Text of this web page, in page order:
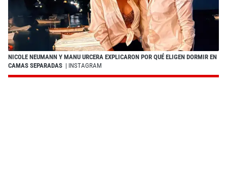
NICOLE NEUMANN Y MANU URCERA EXPLICARON POR QUÉ ELIGEN DORMIR EN
CAMAS SEPARADAS | INSTAGRAM